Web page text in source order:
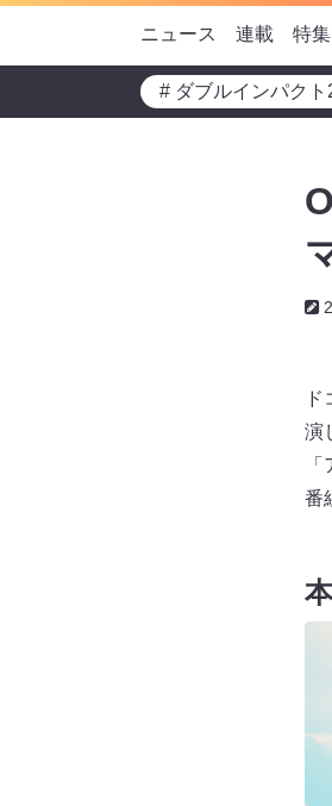
ニュース 連載 特集
# ダブルインパクト
演
番